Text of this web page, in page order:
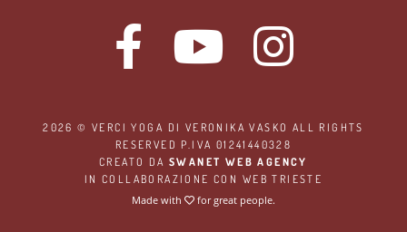
2026 ©VERCI YOGA DI VERONIKA VASKO ALL RIGHTS
RESERVED P.IVA 01241440328
CREATO DASWANET WEB AGENCY
IN COLLABORAZIONE CON WEB TRIESTE
Made with
for great people.